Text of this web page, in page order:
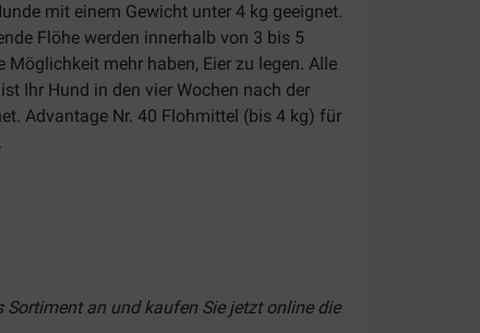
mit einem Gewicht unter 4 kg geeignet.
Flöhe werden innerhalb von 3 bis 5
mehr haben, Eier zu legen. Alle
Ihr Hund in den vier Wochen nach der
Advantage Nr. 40 Flohmittel (bis 4 kg) für
Sortiment an und kaufen Sie jetzt online die